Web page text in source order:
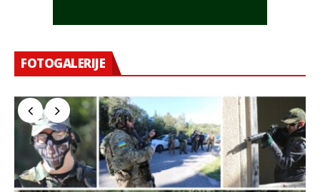
FOTOGALERIJE